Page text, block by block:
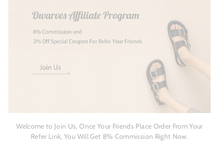
Welcome to Join Us, Once Your Friends Place Order From Your
Refer Link, You Will Get 8% Commission Right Now.